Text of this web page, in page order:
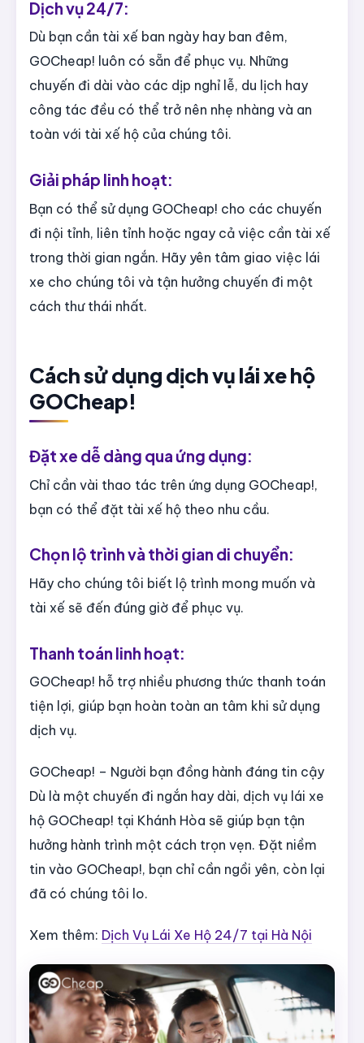
Dịch vụ 24/7:
Dù bạn cần tài xế ban ngày hay ban đêm,
GOCheap! luôn có sẵn để phục vụ. Những
chuyến đi dài vào các dịp nghỉ lễ, du lịch hay
công tác đều có thể trở nên nhẹ nhàng và an
toàn với tài xế hộ của chúng tôi.
Giải pháp linh hoạt:
Bạn có thể sử dụng GOCheap! cho các chuyến
đi nội tỉnh, liên tỉnh hoặc ngay cả việc cần tài xế
trong thời gian ngắn. Hãy yên tâm giao việc lái
xe cho chúng tôi và tận hưởng chuyến đi một
cách thư thái nhất.
Cách sử dụng dịch vụ lái xe hộ
GOCheap!
Đặt xe dễ dàng qua ứng dụng:
Chỉ cần vài thao tác trên ứng dụng GOCheap!,
bạn có thể đặt tài xế hộ theo nhu cầu.
Chọn lộ trình và thời gian di chuyển:
Hãy cho chúng tôi biết lộ trình mong muốn và
tài xế sẽ đến đúng giờ để phục vụ.
Thanh toán linh hoạt:
GOCheap! hỗ trợ nhiều phương thức thanh toán
tiện lợi, giúp bạn hoàn toàn an tâm khi sử dụng
dịch vụ.
GOCheap! – Người bạn đồng hành đáng tin cậy
Dù là một chuyến đi ngắn hay dài, dịch vụ lái xe
hộ GOCheap! tại Khánh Hòa sẽ giúp bạn tận
hưởng hành trình một cách trọn vẹn. Đặt niềm
tin vào GOCheap!, bạn chỉ cần ngồi yên, còn lại
đã có chúng tôi lo.
Xem thêm: Dịch Vụ Lái Xe Hộ 24/7 tại Hà Nội